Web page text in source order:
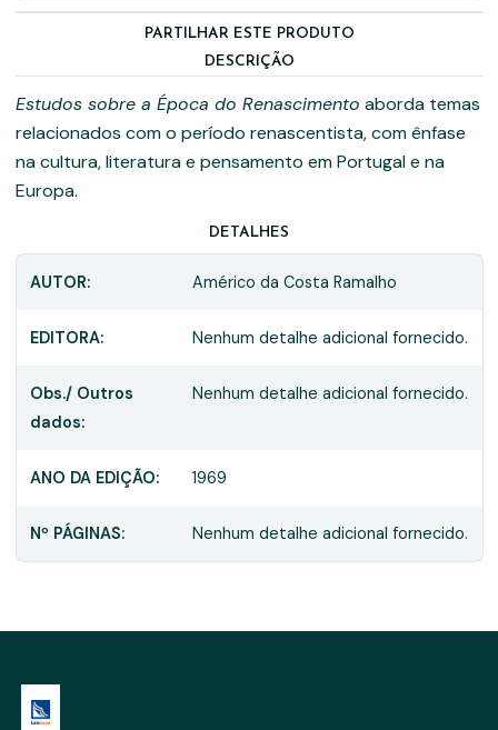
PARTILHAR ESTE PRODUTO
DESCRIÇÃO
Estudos sobre a Época do Renascimento aborda temas
relacionados com o período renascentista, com ênfase
na cultura, literatura e pensamento em Portugal e na
Europa.
DETALHES
AUTOR: Américo da Costa Ramalho
EDITORA: Nenhum detalhe adicional fornecido.
Obs./ Outros
dados:
Nenhum detalhe adicional fornecido.
ANO DA EDIÇÃO: 1969
Nº PÁGINAS: Nenhum detalhe adicional fornecido.